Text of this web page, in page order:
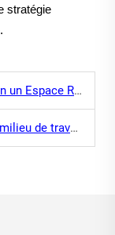
stratégie
des Canapés de Bureau
fauteuils exécutifs